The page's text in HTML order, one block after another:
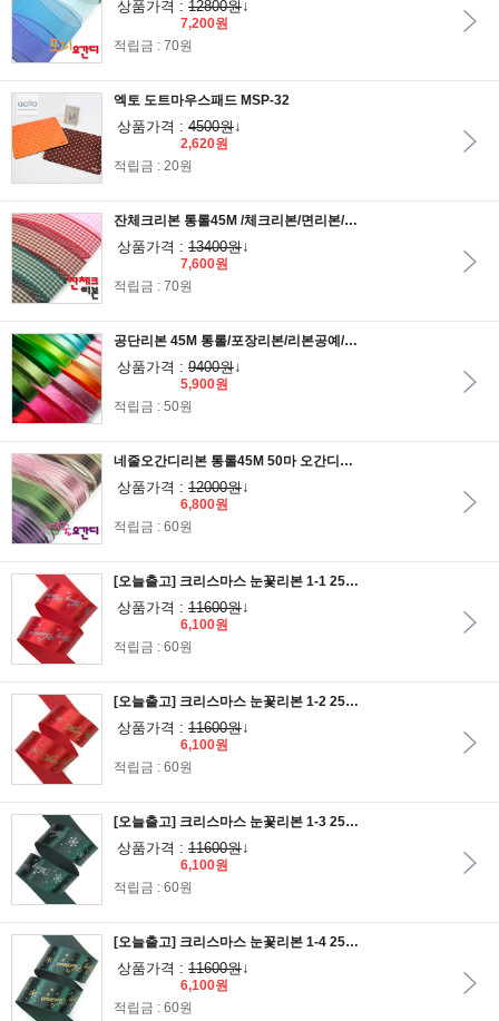
상품가격 : 12800원↓
7,200원
적립금 : 70원
엑토 도트마우스패드 MSP-32
상품가격 : 4500원↓
2,620원
적립금 : 20원
잔체크리본 통롤45M /체크리본/면리본/포장리본/원단리본/리본공예/선물포장리본
상품가격 : 13400원↓
7,600원
적립금 : 70원
공단리본 45M 통롤/포장리본/리본공예/포장재료/선물포장리본/선물포장재료/선물리본
상품가격 : 9400원↓
5,900원
적립금 : 50원
네줄오간디리본 통롤45M 50마 오간디리본/망사리본/줄오간디/펄망사리본/리본공예/펄리본/포장리본/포장끈
상품가격 : 12000원↓
6,800원
적립금 : 60원
[오늘출고] 크리스마스 눈꽃리본 1-1 25mm/빨간공단리본에 은분인쇄
상품가격 : 11600원↓
6,100원
적립금 : 60원
[오늘출고] 크리스마스 눈꽃리본 1-2 25mm/빨간공단리본에 금분인쇄
상품가격 : 11600원↓
6,100원
적립금 : 60원
[오늘출고] 크리스마스 눈꽃리본 1-3 25mm/수박색공단리본에 은분인쇄
상품가격 : 11600원↓
6,100원
적립금 : 60원
[오늘출고] 크리스마스 눈꽃리본 1-4 25mm/수박색공단리본에 금분인쇄
상품가격 : 11600원↓
6,100원
적립금 : 60원